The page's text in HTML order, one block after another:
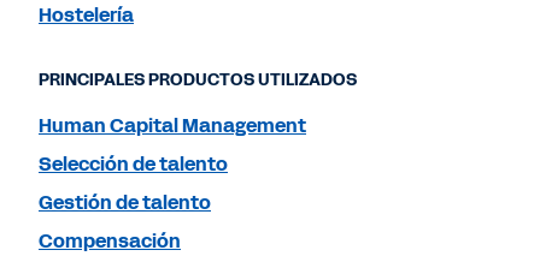
Hostelería
PRINCIPALES PRODUCTOS UTILIZADOS
Human Capital Management
Selección de talento
Gestión de talento
Compensación